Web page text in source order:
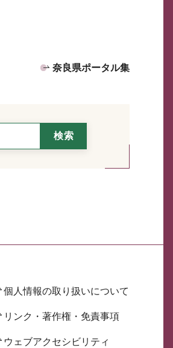
奈良県ポータル集
個人情報の取り扱いについて
リンク・著作権・免責事項
ウェブアクセシビリティ